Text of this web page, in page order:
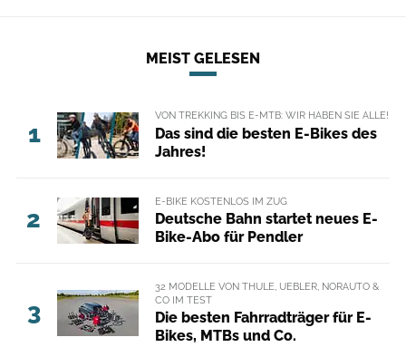
MEIST GELESEN
1
VON TREKKING BIS E-MTB: WIR HABEN SIE ALLE!
Das sind die besten E-Bikes des
Jahres!
2
E-BIKE KOSTENLOS IM ZUG
Deutsche Bahn startet neues E-
Bike-Abo für Pendler
3
32 MODELLE VON THULE, UEBLER, NORAUTO &
CO IM TEST
Die besten Fahrradträger für E-
Bikes, MTBs und Co.